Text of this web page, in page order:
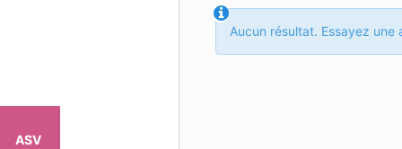
ASV
Aucun résultat. Essayez